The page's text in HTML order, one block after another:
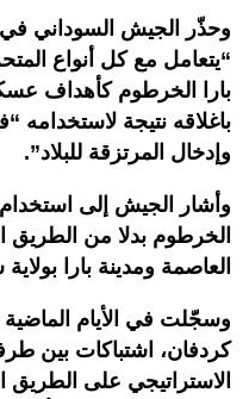
وحذّر الجيش السوداني في
“يتعامل مع كل أنواع
بارا الخرطوم كأهداف
باغلاقه نتيجة لاستخدامه
وإدخال المرتزقة للبلاد”.
وأشار الجيش إلى
الخرطوم بدلا من الطريق
العاصمة ومدينة بارا
وسجّلت في الأيام
كردفان، اشتباكات بين
الاستراتيجي على الطريق